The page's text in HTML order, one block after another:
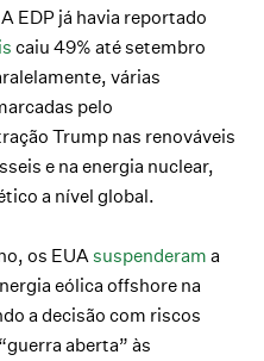
EDP já havia reportado
caiu 49% até setembro
várias
pelo
Trump nas renováveis
e na energia nuclear,
a nível global.
os EUAsuspenderam a
eólica offshore na
a decisão com riscos
aberta” às